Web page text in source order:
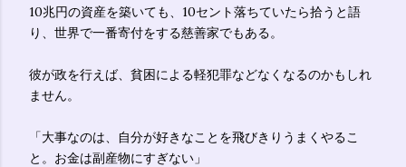
10兆円の資産を築いても、10セント落ちていたら拾うと語
り、世界で一番寄付をする慈善家でもある。
彼が政を行えば、貧困による軽犯罪などなくなるのかもしれ
ません。
「大事なのは、自分が好きなことを飛びきりうまくやるこ
と。お金は副産物にすぎない」